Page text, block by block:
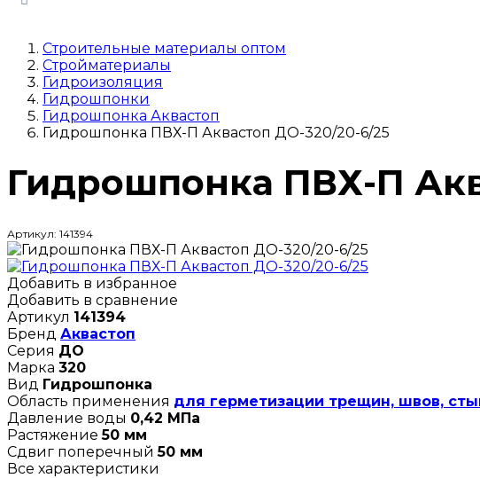
Строительные материалы оптом
Стройматериалы
Гидроизоляция
Гидрошпонки
Гидрошпонка Аквастоп
Гидрошпонка ПВХ-П Аквастоп ДО-320/20-6/25
Гидрошпонка ПВХ-П
Артикул: 141394
Добавить в избранное
Добавить в сравнение
Артикул 141394
Бренд Аквастоп
Серия ДО
Марка 320
Вид Гидрошпонка
Область применения для герметизации трещин, швов,
Давление воды 0,42 МПа
Растяжение 50 мм
Сдвиг поперечный 50 мм
Все характеристики